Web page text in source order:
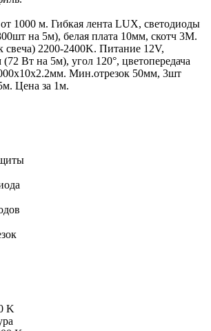
от 1000 м. Гибкая лента LUX, светодиоды
на 5м), белая плата 10мм, скотч 3М.
2200-2400K. Питание 12V,
Вт на 5м), угол 120°, цветопередача
Мин.отрезок 50мм, 3шт
Цена за 1м.
K